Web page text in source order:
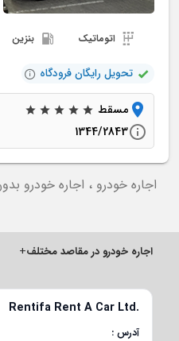
اتوماتیک بنزین
تحویل رایگان فرودگاه
مسقط
1344/2843
اجاره خودرو ، اجاره خودرو
اجاره خودرو در مقاصد مختلف+
Rentifa Rent A Car Ltd.
آدرس